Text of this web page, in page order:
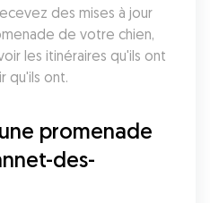
des mises à jour
de votre chien,
les itinéraires qu'ils ont
qu'ils ont.
promenade
des-